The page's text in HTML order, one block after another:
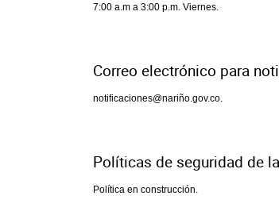
7:00 a.m a 3:00 p.m. Viernes.
Correo electrónico para
notificaciones@nariño.gov.co.
Políticas de seguridad de
Política en construcción.